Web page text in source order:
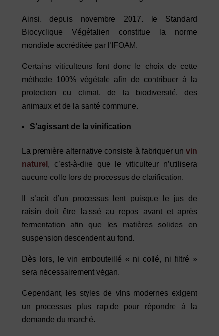
Ainsi, depuis novembre 2017, le Standard
Biocyclique Végétalien constitue la norme
mondiale accréditée par l’IFOAM.
Certains viticulteurs font donc le choix de cette
méthode 100% végétale afin de contribuer à la
protection du climat, de la biodiversité, des
animaux et de la santé commune.
S’agissant de la vinification
La première alternative consiste à fabriquer unvin
naturel , c’est-à-dire que le viticulteur n’utilisera
aucune colle lors de processus de clarification.
Il s’agit d’un processus lent puisque le jus de
raisin doit être laissé au repos avant et après
fermentation afin que les matières solides en
suspension descendent au fond.
Dès lors, le vin embouteillé « ni collé, ni filtré »
sera nécessairement végan.
Cependant, les styles de vins modernes exigent
un processus plus rapide pour répondre à la
demande du marché.